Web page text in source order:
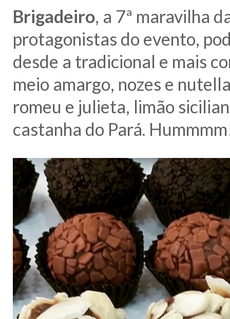
Brigadeiro, a 7ª maravilha
protagonistas do evento,
desde a tradicional e mais
meio amargo, nozes e
romeu e julieta, limão
castanha do Pará.